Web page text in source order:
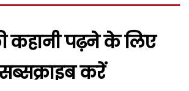
पढ़ने के लिए
करें